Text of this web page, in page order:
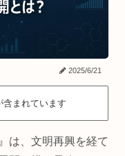
2025/6/21
まれています
は、文明再興を経て